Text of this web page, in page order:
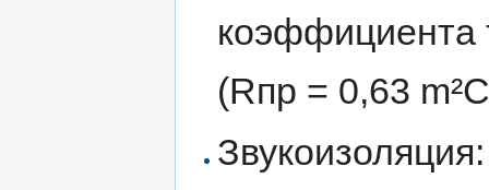
коэффициента
(Rпр = 0,63